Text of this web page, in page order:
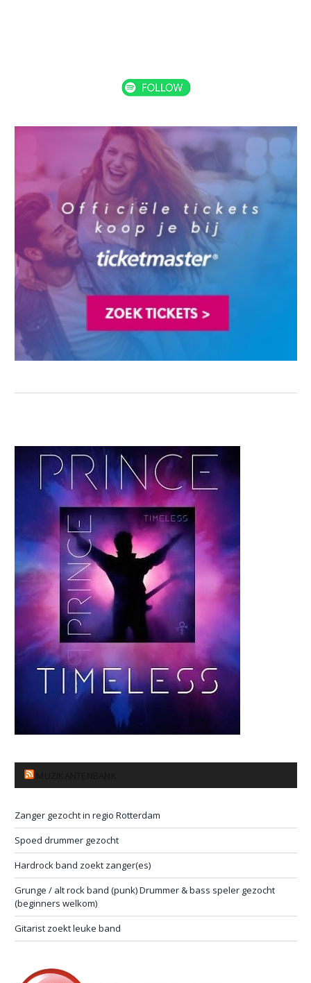
Zanger gezocht in regio Rotterdam
Spoed drummer gezocht
Hardrock band zoekt zanger(es)
Grunge / alt rock band (punk) Drummer & bass speler gezocht
(beginners welkom)
Gitarist zoekt leuke band